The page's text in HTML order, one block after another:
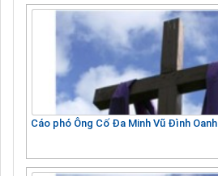
Cáo phó Ông Cố Đa Minh Vũ Đình Oanh